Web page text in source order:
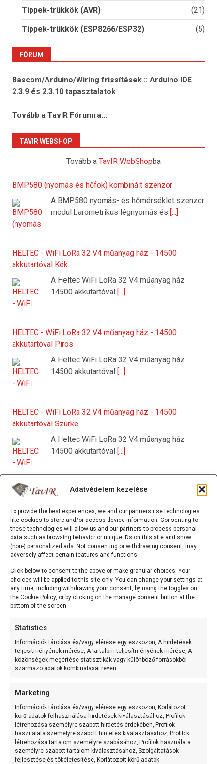
Adatvédelem kezelése
To provide the best experiences, we and our partners use technologies
like cookies to store and/or access device information. Consenting to
these technologies will allow us and our partners to process personal
data such as browsing behavior or unique IDs on this site and show
(non-) personalized ads. Not consenting or withdrawing consent, may
adversely affect certain features and functions.
Click below to consent to the above or make granular choices. Your
choices will be applied to this site only. You can change your settings at
any time, including withdrawing your consent, by using the toggles on
the Cookie Policy, or by clicking on the manage consent button at the
bottom of the screen.
Statistics
Információk tárolása és/vagy elérése egy eszközön, A hirdetések
teljesítményének mérése, A tartalom teljesítményének mérése, A
közönségek megértése statisztikák vagy különböző forrásokból
származó adatok kombinálásai révén.
Marketing
Információk tárolása és/vagy elérése egy eszközön, Korlátozott
körű adatok felhasználása hirdetések kiválasztásához, Profilok
létrehozása személyre szabott hirdetés érdekében, Profilok
használata személyre szabott hirdetés kiválasztásához, Profilok
létrehozása tartalom személyre szabásához, Profilok használata
személyre szabott tartalom kiválasztásához, Szolgáltatások
fejlesztése és tökéletesítése, Korlátozott körű adatok
Tippek-trükkök (AVR) (21)
Tippek-trükkök (ESP8266/ESP32) (5)
FÓRUM
Bascom/Arduino/Wiring frissítések :: Arduino IDE
2.3.9 és 2.3.10 tapasztalatok
Tovább a TavIR Fórumra...
TAVIR WEBSHOP
→ Tovább a TavIR WebShopba
BMP580 (nyomás és hőfok) kombinált szenzor
A BMP580 nyomás- és hőmérséklet szenzor
modul barometrikus légnyomás és [...]
HELTEC - WiFi LoRa 32 V4 műanyag ház - 14500
akkutartóval Kék
A Heltec WiFi LoRa 32 V4 műanyag ház
14500 akkutartóval
[...]
HELTEC - WiFi LoRa 32 V4 műanyag ház - 14500
akkutartóval Piros
A Heltec WiFi LoRa 32 V4 műanyag ház
14500 akkutartóval
[...]
HELTEC - WiFi LoRa 32 V4 műanyag ház - 14500
akkutartóval Szürke
A Heltec WiFi LoRa 32 V4 műanyag ház
14500 akkutartóval
[...]
Smart Home Starter Kit (ESP32; ACEBOTT)
Az Smart Home Starter Kit (ESP32) egy
ESP32 alapú okosotthon[...]
ESP32/D1 mini - ESP32-C3-MINI-1 WiFi/Bluetooth
alappanel
A ESP32/D1 mini - ESP32-C3-MINI-1
WiFi/Bluetooth alappanel olyan D1 mini[...]
125 kHz RFID kulcstartó (EM4305/T5577 írható) Fehér
A 125 kHz RFID kulcstartó (EM4305/T5577
írható) olyan passzív RFID
Mozgásérzékelős MP3 lejátszó (Waytronic - WT-M12)
A Mozgásérzékelős MP3 lejátszó
(Waytronic - WT-M12) önálló,
mozgásérzékelésre induló[...]